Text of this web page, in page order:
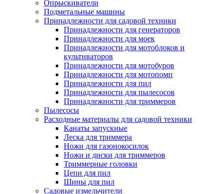
Опрыскиватели
Подметальные машины
Принадлежности для садовой техники
Принадлежности для генераторов
Принадлежности для моек
Принадлежности для мотоблоков и
культиваторов
Принадлежности для мотобуров
Принадлежности для мотопомп
Принадлежности для пил
Принадлежности для пылесосов
Принадлежности для триммеров
Пылесосы
Расходные материалы для садовой техники
Канаты запускные
Леска для триммера
Ножи для газонокосилок
Ножи и диски для триммеров
Триммерные головки
Цепи для пил
Шины для пил
Садовые измельчители